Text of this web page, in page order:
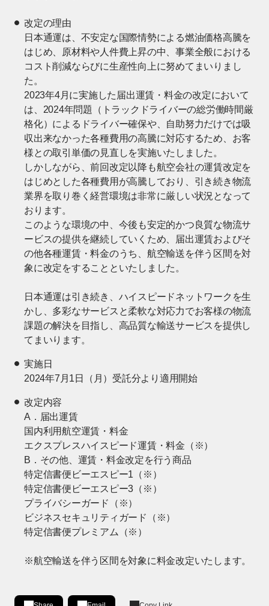
改定の理由
日本通運は、不安定な国際情勢による燃油価格高騰を
はじめ、原材料や人件費上昇の中、事業全般における
コスト削減ならびに生産性向上に努めてまいりまし
た。
2023年4月に実施した届出運賃・料金の改定において
は、2024年問題（トラックドライバーの総労働時間厳
格化）によるドライバー確保や、自助努力だけでは吸
収出来なかった各種費用の高騰に対応するため、お客
様との取引単価の見直しを実施いたしました。
しかしながら、前回改定以降も航空会社の運賃改定を
はじめとした各種費用が高騰しており、引き続き物流
業界を取り巻く経営環境は非常に厳しい状況となって
おります。
このような環境の中、今後も安定的かつ良質な物流サ
ービスの提供を継続していくため、届出運賃およびそ
の他各種運賃・料金のうち、航空輸送を伴う区間を対
象に改定をすることといたしました。
日本通運は引き続き、ハイスピードネットワークを生
かし、多彩なサービスと柔軟な対応力でお客様の物流
課題の解決を目指し、高品質な輸送サービスを提供し
てまいります。
実施日
2024年7月1日（月）受託分より適用開始
改定内容
A．届出運賃
国内利用航空運賃・料金
エクスプレスハイスピード運賃・料金（※）
B．その他、運賃・料金改定を行う商品
特定信書便ビーエスピー1（※）
特定信書便ビーエスピー3（※）
プライバシーガード（※）
ビジネスセキュリティガード（※）
特定信書便プレミアム（※）
※航空輸送を伴う区間を対象に料金改定いたします。